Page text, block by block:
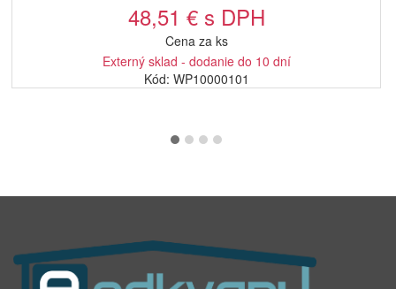
48,51 € s DPH
Cena za ks
Externý sklad - dodanie do 10 dní
Kód: WP10000101